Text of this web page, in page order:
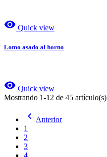
visibility Quick view
Lomo asado al horno
visibility Quick view
Mostrando 1-12 de 45 artículo(s)
 Anterior
1
2
3
4